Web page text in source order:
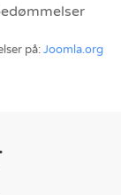
på:Joomla.org